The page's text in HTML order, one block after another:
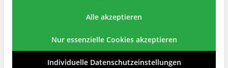
Alle akzeptieren
Nur essenzielle Cookies akzeptieren
Individuelle Datenschutzeinstellungen